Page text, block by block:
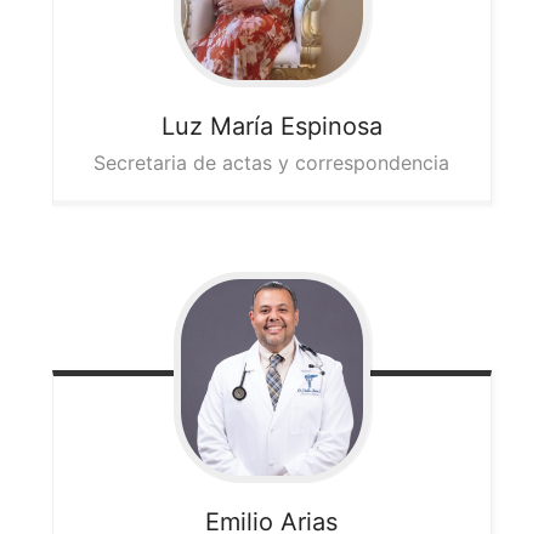
Luz María Espinosa
Secretaria de actas y correspondencia
Emilio Arias